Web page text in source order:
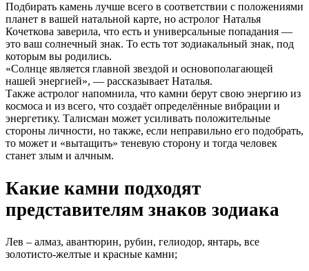
Подбирать камень лучше всего в соответствии с положениями
планет в вашей натальной карте, но астролог Наталья
Кочеткова заверила, что есть и универсальные попадания —
это ваш солнечный знак. То есть тот зодиакальный знак, под
которым вы родились.
«Солнце является главной звездой и основополагающей
нашей энергией», — рассказывает Наталья.
Также астролог напомнила, что камни берут свою энергию из
космоса и из всего, что создаёт определённые вибрации и
энергетику. Талисман может усиливать положительные
стороны личности, но также, если неправильно его подобрать,
то может и «вытащить» теневую сторону и тогда человек
станет злым и алчным.
Какие камни подходят
представителям знаков зодиака
Лев – алмаз, авантюрин, рубин, гелиодор, янтарь, все
золотисто-желтые и красные камни;